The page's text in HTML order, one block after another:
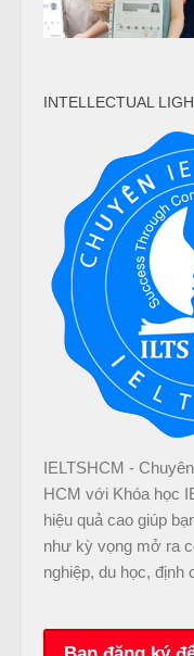
INTELLECTUAL
IELTSHCM -
HCM với Khóa học
hiệu quả cao giúp
như kỳ vọng mở ra
nghiệp, du học, định